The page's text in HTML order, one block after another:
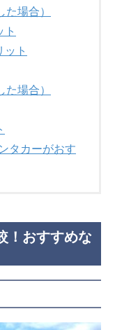
場合）
ト
場合）
タカーがおす
！おすすめな